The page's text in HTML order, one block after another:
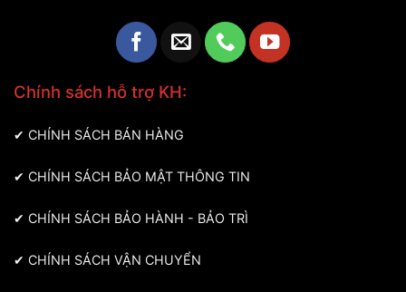
Chính sách hỗ trợ KH:
✔ CHÍNH SÁCH BÁN HÀNG
✔ CHÍNH SÁCH BẢO MẬT THÔNG TIN
✔ CHÍNH SÁCH BẢO HÀNH - BẢO TRÌ
✔ CHÍNH SÁCH VẬN CHUYỂN